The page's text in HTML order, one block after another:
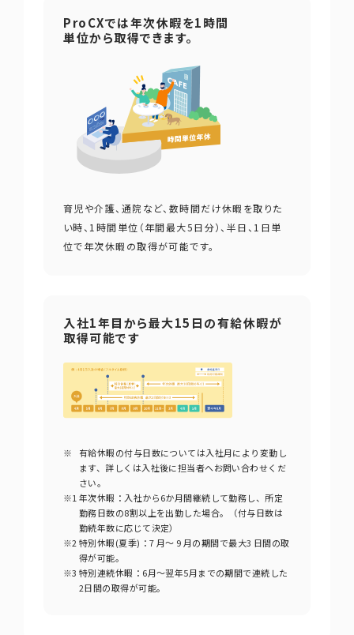
ProCXでは年次休暇を1時間
単位から取得できます。
育児や介護、通院など、数時間だけ休暇を取りた
い時、1時間単位（年間最大5日分）、半日、1日単
位で年次休暇の取得が可能です。
入社1年目から最大15日の有給休暇が
取得可能です
※
有給休暇の付与日数については入社月により変動し
ます、詳しくは入社後に担当者へお問い合わせくだ
さい。
※1年次休暇：入社から6か月間継続して勤務し、所定
勤務日数の8割以上を出勤した場合。（付与日数は
勤続年数に応じて決定）
※2特別休暇(夏季)：7 月～ 9 月の期間で最大3 日間の取
得が可能。
※3 特別連続休暇：6月～翌年5月までの期間で連続した
2日間の取得が可能。